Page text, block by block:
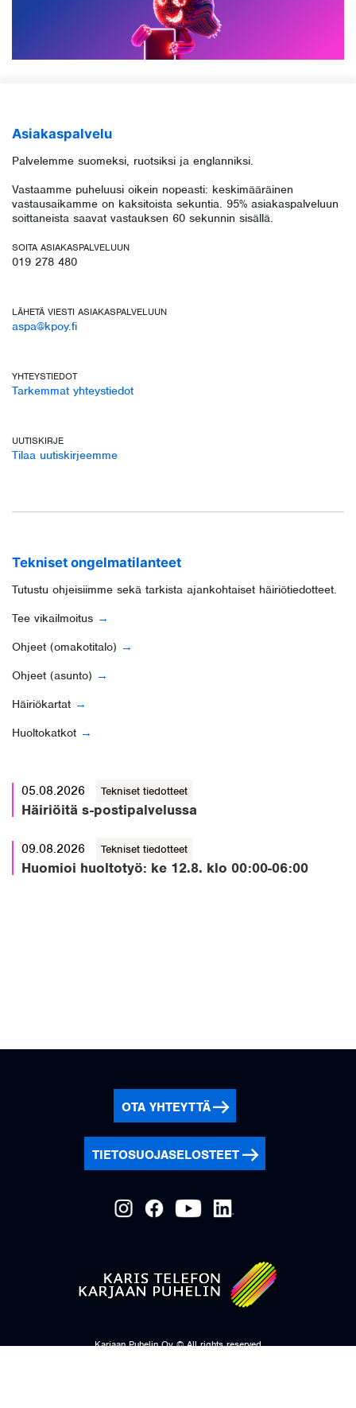
Asiakaspalvelu
Palvelemme suomeksi, ruotsiksi ja englanniksi.
Vastaamme puheluusi oikein nopeasti: keskimääräinen
vastausaikamme on kaksitoista sekuntia. 95% asiakaspalveluun
soittaneista saavat vastauksen 60 sekunnin sisällä.
SOITA ASIAKASPALVELUUN
019 278 480
LÄHETÄ VIESTI ASIAKASPALVELUUN
aspa@kpoy.fi
YHTEYSTIEDOT
Tarkemmat yhteystiedot
UUTISKIRJE
Tilaa uutiskirjeemme
Tekniset ongelmatilanteet
Tutustu ohjeisiimme sekä tarkista ajankohtaiset häiriötiedotteet.
Tee vikailmoitus
Ohjeet (omakotitalo)
Ohjeet (asunto)
Häiriökartat
Huoltokatkot
05.08.2026 Tekniset tiedotteet
Häiriöitä s-postipalvelussa
09.08.2026 Tekniset tiedotteet
Huomioi huoltotyö: ke 12.8. klo 00:00-06:00
Karjaan Puhelin Oy © All rights reserved
OTA YHTEYTTÄ
TIETOSUOJASELOSTEET